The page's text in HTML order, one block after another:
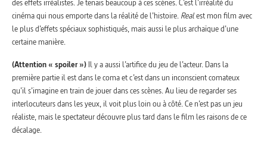
des effets irréalistes. Je tenais beaucoup à ces scènes. C’est l’irréalité du
cinéma qui nous emporte dans la réalité de l’histoire. Realest mon film avec
le plus d’effets spéciaux sophistiqués, mais aussi le plus archaïque d’une
certaine manière.
(Attention « spoiler ») Il y a aussi l’artifice du jeu de l’acteur. Dans la
première partie il est dans le coma et c’est dans un inconscient comateux
qu’il s’imagine en train de jouer dans ces scènes. Au lieu de regarder ses
interlocuteurs dans les yeux, il voit plus loin ou à côté. Ce n’est pas un jeu
réaliste, mais le spectateur découvre plus tard dans le film les raisons de ce
décalage.